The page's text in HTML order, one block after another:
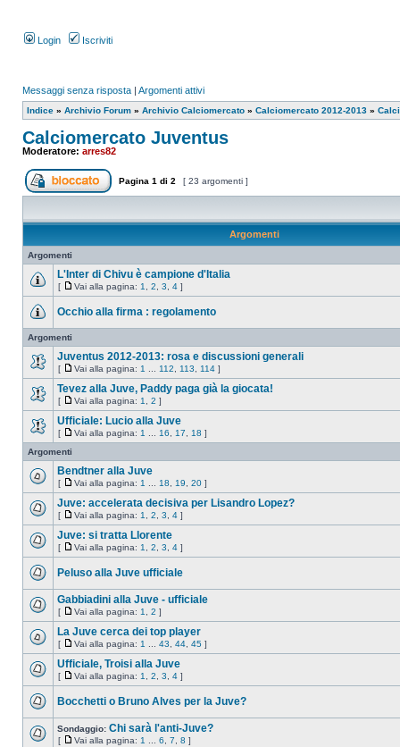
Login Iscriviti
Messaggi senza risposta | Argomenti attivi
Indice » Archivio Forum » Archivio Calciomercato » Calciomercato 2012-2013 »
Calciomercato Juventus
Moderatore: arres82
Pagina 1 di 2 [ 23 argomenti ]
Argomenti
Argomenti
L'Inter di Chivu è campione d'Italia
[ Vai alla pagina: 1 2 3 4 ]
Occhio alla firma : regolamento
Argomenti
Juventus 2012-2013: rosa e discussioni generali
[ Vai alla pagina: 1 112 113 114 ]
Tevez alla Juve, Paddy paga già la giocata!
[ Vai alla pagina: 1 2 ]
Ufficiale: Lucio alla Juve
[ Vai alla pagina: 1 16 17 18 ]
Argomenti
Bendtner alla Juve
[ Vai alla pagina: 1 18 19 20 ]
Juve: accelerata decisiva per Lisandro Lopez?
[ Vai alla pagina: 1 2 3 4 ]
Juve: si tratta Llorente
[ Vai alla pagina: 1 2 3 4 ]
Peluso alla Juve ufficiale
Gabbiadini alla Juve - ufficiale
[ Vai alla pagina: 1 2 ]
La Juve cerca dei top player
[ Vai alla pagina: 1 43 44 45 ]
Ufficiale, Troisi alla Juve
[ Vai alla pagina: 1 2 3 4 ]
Bocchetti o Bruno Alves per la Juve?
Sondaggio: Chi sarà l'anti-Juve?
[ Vai alla pagina: 1 6 7 8 ]